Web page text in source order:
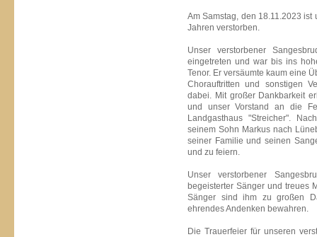
Am Samstag, den 18.11.2023
Jahren verstorben.
Unser verstorbener
eingetreten und war bis ins
Tenor. Er versäumte kaum eine
Chorauftritten und sonstigen
dabei. Mit großer Dankbarkeit
und unser Vorstand an die
Landgasthaus "Streicher".
seinem Sohn Markus nach
seiner Familie und seinen
und zu feiern.
Unser verstorbener
begeisterter Sänger und treues
Sänger sind ihm zu großen
ehrendes Andenken bewahren.
Die Trauerfeier für unseren